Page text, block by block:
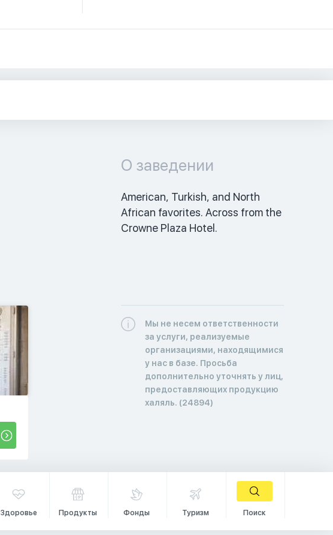
О заведении
American, Turkish, and North
African favorites. Across from the
Crowne Plaza Hotel.
Мы не несем ответственности
за услуги, реализуемые
организациями, находящимися
у нас в базе. Просьба
дополнительно уточнять у лиц,
предоставляющих продукцию
халяль. (24894)
Здоровье Продукты Фонды Туризм Поиск